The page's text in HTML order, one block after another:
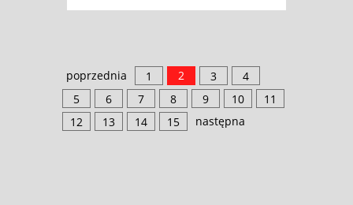
poprzednia 1 2 3
4
5
6 7 8 9 10
11
12
13 14 15 następna